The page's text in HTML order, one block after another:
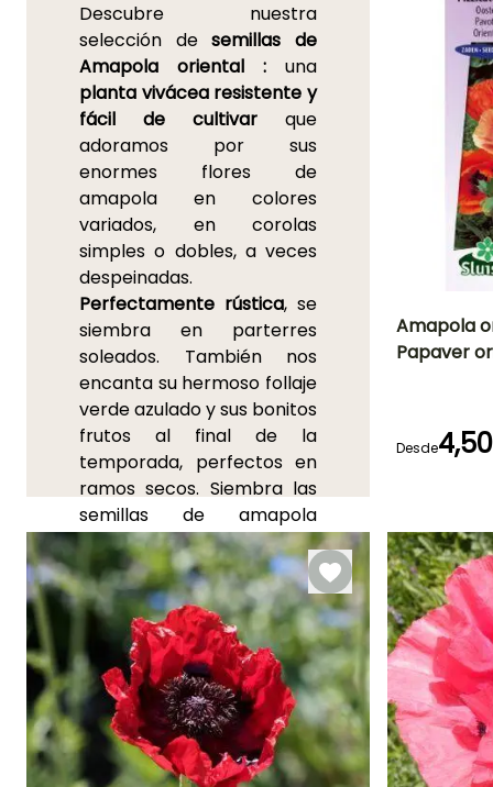
Descubre nuestra
selección desemillas de
Amapola oriental : una
planta vivácea resistente y
fácil de cultivar que
adoramos por sus
enormes flores de
amapola en colores
variados, en corolas
simples o dobles, a veces
despeinadas.
Perfectamente rústica, se
siembra en parterres
soleados. También nos
encanta su hermoso follaje
verde azulado y sus bonitos
frutos al final de la
temporada, perfectos en
ramos secos. Siembra las
semillas de amapola
oriental,preferiblemente
directamente en su lugar,
al aire libre, de marzo a
mayo , justo debajo de la
superficie del suelo.
También puedes sembrar
la amapola orientalde
febrero a mayo bajo
cubierta, sin cubrir las
semillas. La germinación
Amapola
Papaver
Desde